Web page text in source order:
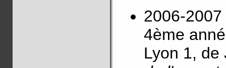
2006-
4ème
Lyon 1,